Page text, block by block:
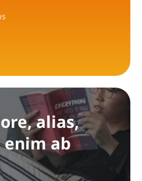
alias,
ab